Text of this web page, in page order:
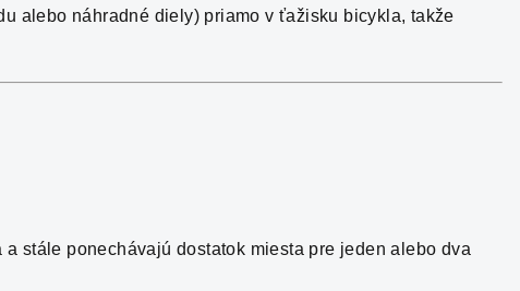
alebo náhradné diely) priamo v ťažisku bicykla, takže
stále ponechávajú dostatok miesta pre jeden alebo dva